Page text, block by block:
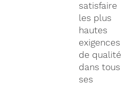
satisfaire
les plus
hautes
exigences
de qualité
dans tous
ses